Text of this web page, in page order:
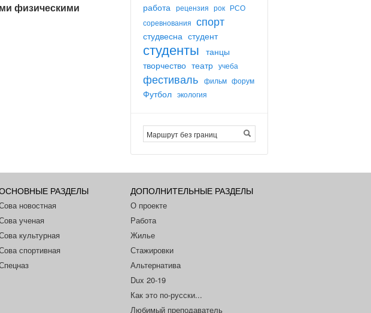
физическими
работа рецензия рок РСО
соревнования спорт
студвесна студент
студенты танцы
творчество театр учеба
фестиваль фильм форум
Футбол экология
РАЗДЕЛЫ
новостная
ученая
культурная
спортивная
ДОПОЛНИТЕЛЬНЫЕ РАЗДЕЛЫ
О проекте
Работа
Жилье
Стажировки
Альтернатива
Dux 20-19
Как это по-русски...
Любимый преподаватель